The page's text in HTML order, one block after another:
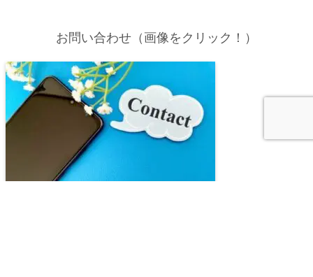
お問い合わせ（画像をクリック！）